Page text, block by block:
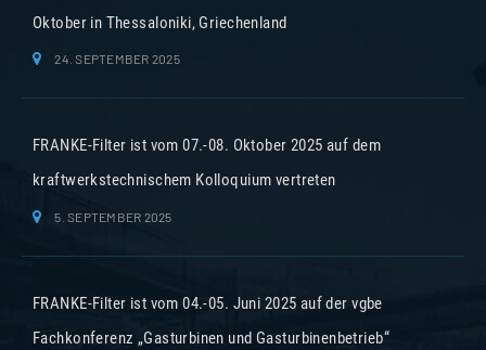
Oktober in Thessaloniki, Griechenland
24. SEPTEMBER 2025
FRANKE-Filter ist vom 07.-08. Oktober 2025 auf dem
kraftwerkstechnischem Kolloquium vertreten
5. SEPTEMBER 2025
FRANKE-Filter ist vom 04.-05. Juni 2025 auf der vgbe
Fachkonferenz „Gasturbinen und Gasturbinenbetrieb“